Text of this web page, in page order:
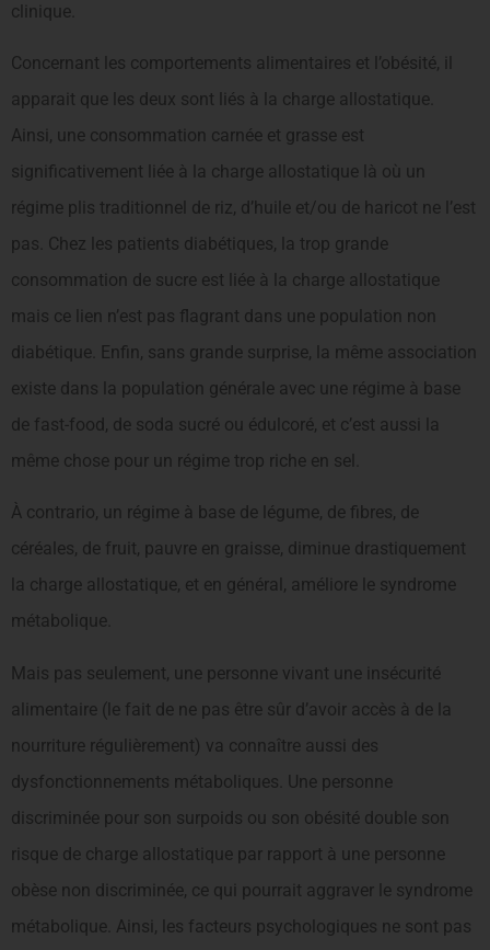
clinique.
Concernant les comportements alimentaires et l’obésité, il
apparait que les deux sont liés à la charge allostatique.
Ainsi, une consommation carnée et grasse est
significativement liée à la charge allostatique là où un
régime plis traditionnel de riz, d’huile et/ou de haricot ne l’est
pas. Chez les patients diabétiques, la trop grande
consommation de sucre est liée à la charge allostatique
mais ce lien n’est pas flagrant dans une population non
diabétique. Enfin, sans grande surprise, la même association
existe dans la population générale avec une régime à base
de fast-food, de soda sucré ou édulcoré, et c’est aussi la
même chose pour un régime trop riche en sel.
À contrario, un régime à base de légume, de fibres, de
céréales, de fruit, pauvre en graisse, diminue drastiquement
la charge allostatique, et en général, améliore le syndrome
métabolique.
Mais pas seulement, une personne vivant une insécurité
alimentaire (le fait de ne pas être sûr d’avoir accès à de la
nourriture régulièrement) va connaître aussi des
dysfonctionnements métaboliques. Une personne
discriminée pour son surpoids ou son obésité double son
risque de charge allostatique par rapport à une personne
obèse non discriminée, ce qui pourrait aggraver le syndrome
métabolique. Ainsi, les facteurs psychologiques ne sont pas